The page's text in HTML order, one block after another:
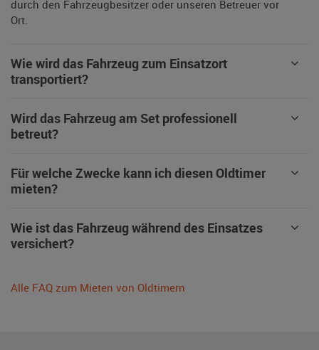
durch den Fahrzeugbesitzer oder unseren Betreuer vor
Ort.
Wie wird das Fahrzeug zum Einsatzort
transportiert?
Wird das Fahrzeug am Set professionell
betreut?
Für welche Zwecke kann ich diesen Oldtimer
mieten?
Wie ist das Fahrzeug während des Einsatzes
versichert?
Alle FAQ zum Mieten von Oldtimern